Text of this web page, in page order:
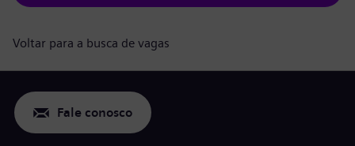
Voltar para a busca de vagas
Fale conosco